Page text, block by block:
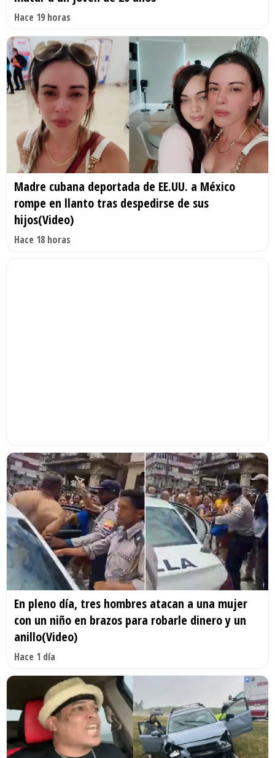
Hace 19 horas
Madre cubana deportada de EE.UU. a México
rompe en llanto tras despedirse de sus
hijos(Video)
Hace 18 horas
En pleno día, tres hombres atacan a una mujer
con un niño en brazos para robarle dinero y un
anillo(Video)
Hace 1 día